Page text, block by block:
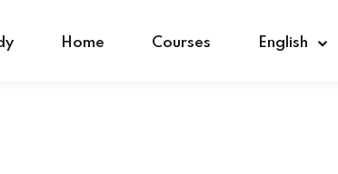
Home Courses English